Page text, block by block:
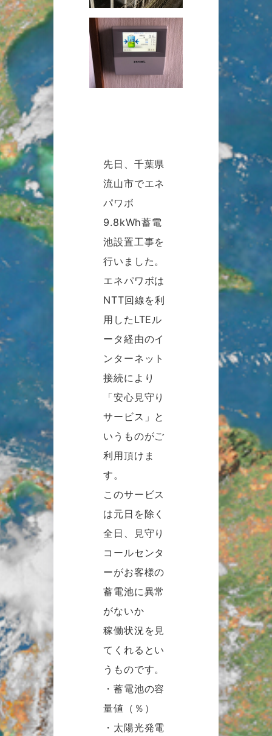
先日、千葉県
流山市でエネ
パワボ
9.8kWh蓄電
池設置工事を
行いました。
エネパワボは
NTT回線を利
用したLTEル
ータ経由のイ
ンターネット
接続により
「安心見守り
サービス」と
いうものがご
利用頂けま
す。
このサービス
は元日を除く
全日、見守り
コールセンタ
ーがお客様の
蓄電池に異常
がないか
稼働状況を見
てくれるとい
うものです。
・蓄電池の容
量値（％）
・太陽光発電